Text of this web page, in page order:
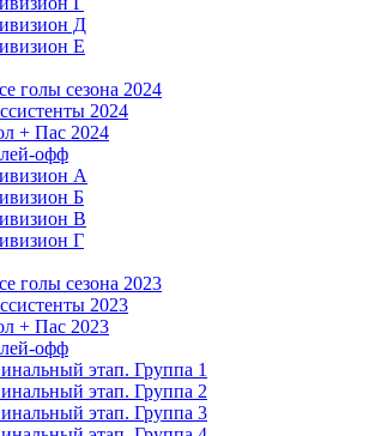
Д
Е
голы сезона 2024
2024
+ Пас 2024
офф
A
Б
В
Г
голы сезона 2023
2023
+ Пас 2023
офф
этап. Группа 1
этап. Группа 2
этап. Группа 3